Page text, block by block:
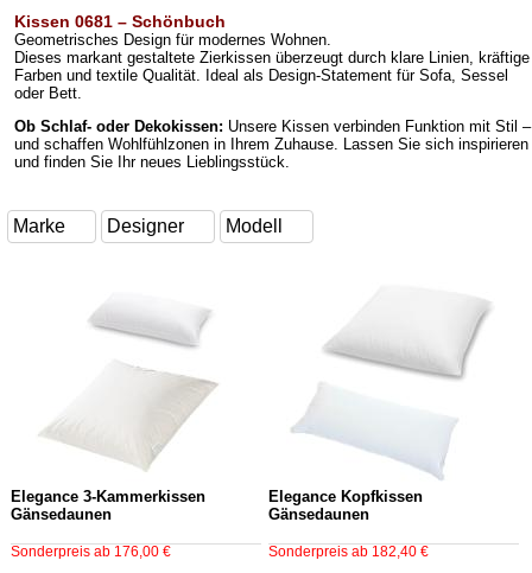
Kissen 0681 – Schönbuch
Geometrisches Design für modernes Wohnen.
Dieses markant gestaltete Zierkissen überzeugt durch klare Linien, kräftige
Farben und textile Qualität. Ideal als Design-Statement für Sofa, Sessel
oder Bett.
Ob Schlaf- oder Dekokissen: Unsere Kissen verbinden Funktion mit Stil –
und schaffen Wohlfühlzonen in Ihrem Zuhause. Lassen Sie sich inspirieren
und finden Sie Ihr neues Lieblingsstück.
Elegance 3-Kammerkissen
Gänsedaunen
Sonderpreis ab 176,00 €
Elegance Kopfkissen
Gänsedaunen
Sonderpreis ab 182,40 €